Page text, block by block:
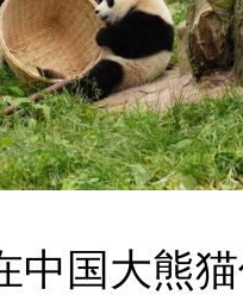
中国大熊